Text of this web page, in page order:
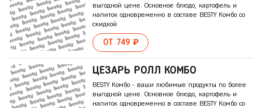
выгодной цене. Основное блюдо, картофель и
напиток одновременно в составе BESTY Комбо со
скидкой
ОТ 749 ₽
ЦЕЗАРЬ РОЛЛ КОМБО
BESTY Комбо - ваши любимые продукты по более
выгодной цене. Основное блюдо, картофель и
напиток одновременно в составе BESTY Комбо со